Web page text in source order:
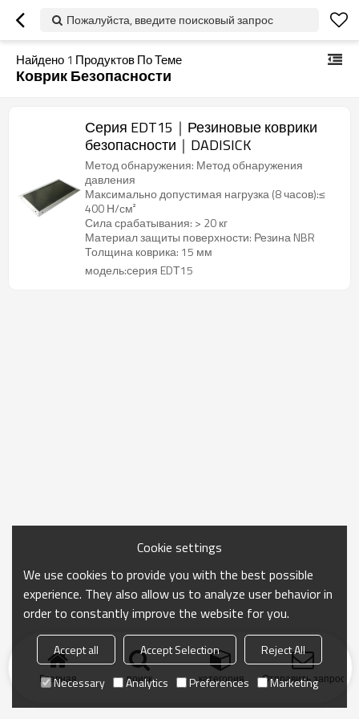
Пожалуйста, введите поисковый запрос
Найдено 1 Продуктов По Теме
Коврик Безопасности
Серия EDT15｜Резиновые коврики
безопасности｜DADISICK
Метод обнаружения: Метод обнаружения
давления
Максимально допустимая нагрузка (8 часов):≤
400 Н/см²
Сила срабатывания: > 20 кг
Материал защиты поверхности: Резина NBR
Толщина коврика: 15 мм
модель:серия EDТ15
Главная поиск категория Отправить запрос
Cookie settings
We use cookies to provide you with the best possible
experience. They also allow us to analyze user behavior in
order to constantly improve the website for you.
Accept all Accept Selection
Reject All
Necessary
Analytics Preferences Marketing